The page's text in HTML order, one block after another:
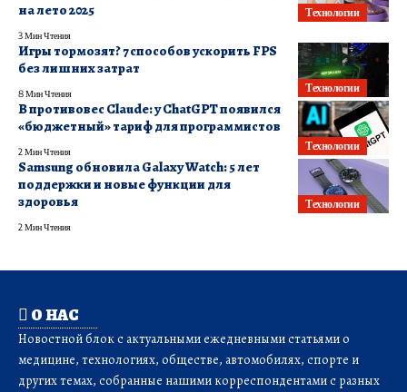
Технологии
на лето 2025
3 Мин Чтения
Технологии
Игры тормозят? 7 способов ускорить FPS
без лишних затрат
8 Мин Чтения
Технологии
В противовес Claude: у ChatGPT появился
«бюджетный» тариф для программистов
2 Мин Чтения
Технологии
Samsung обновила Galaxy Watch: 5 лет
поддержки и новые функции для
здоровья
2 Мин Чтения
О НАС
Новостной блок с актуальными ежедневными статьями о
медицине, технологиях, обществе, автомобилях, спорте и
других темах, собранные нашими корреспондентами с разных